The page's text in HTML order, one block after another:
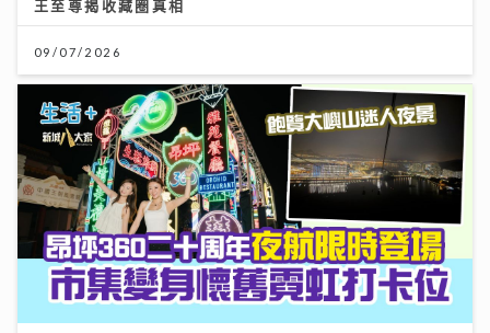
昂坪360二十周年夜航限時登場 市集變身懷舊霓虹打卡
位
25/07/2026